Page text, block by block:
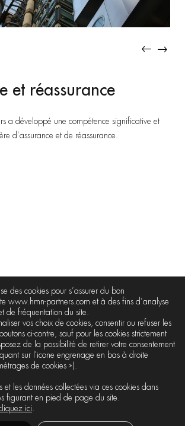
de voyage, tour-opérateurs…) et de
Les Avocats Contact
2026
DE POLITIQUE
des cookies pour s’assurer du bon
www.hmn-partners.com et à des fins d’analyse
de fréquentation du site.
vos choix de cookies, consentir ou refuser les
ci-contre, sauf pour les cookies strictement
de la possibilité de retirer votre consentement
sur l'icone engrenage en bas à droite
de cookies »).
et les données collectées via ces cookies dans
figurant en pied de page du site.
ici.